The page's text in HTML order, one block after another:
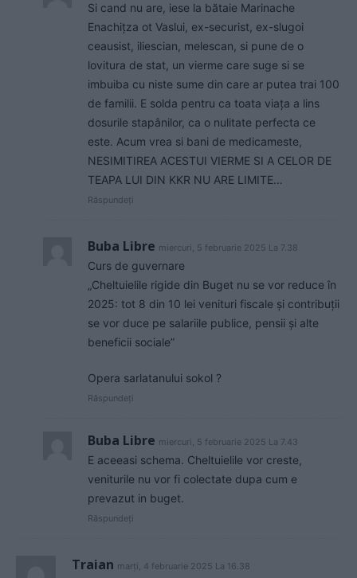
Si cand nu are, iese la bătaie Marinache
Enachițza ot Vaslui, ex-securist, ex-slugoi
ceausist, iliescian, melescan, si pune de o
lovitura de stat, un vierme care suge si se
imbuiba cu niste sume din care ar putea trai 100
de familii. E solda pentru ca toata viața a lins
dosurile stapânilor, ca o nulitate perfecta ce
este. Acum vrea si bani de medicameste,
NESIMITIREA ACESTUI VIERME SI A CELOR DE
TEAPA LUI DIN KKR NU ARE LIMITE…
Răspundeți
Buba Libre miercuri, 5 februarie 2025 La 7.38
Curs de guvernare
„Cheltuielile rigide din Buget nu se vor reduce în
2025: tot 8 din 10 lei venituri fiscale și contribuții
se vor duce pe salariile publice, pensii și alte
beneficii sociale”
Opera sarlatanului sokol ?
Răspundeți
Buba Libre miercuri, 5 februarie 2025 La 7.43
E aceeasi schema. Cheltuielile vor creste,
veniturile nu vor fi colectate dupa cum e
prevazut in buget.
Răspundeți
Traian marți, 4 februarie 2025 La 16.38